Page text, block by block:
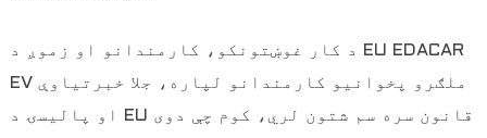
د کار غوښتونکو، کارمندانو او زموږ د EU EDACAR
EV ملګرو پخوانیو کارمندانو لپاره، جلا خبرتیاوې
او پالیسۍ د EU قانون سره سم شتون لري، کوم چې دوی